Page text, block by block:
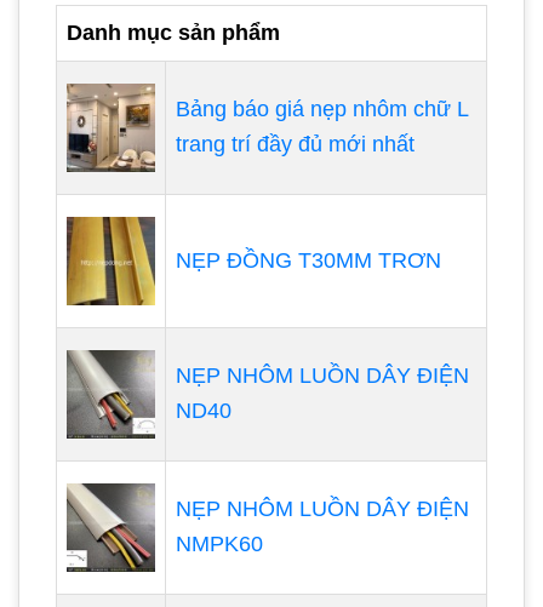
Danh mục sản phẩm
Bảng báo giá nẹp nhôm chữ L
trang trí đầy đủ mới nhất
NẸP ĐỒNG T30MM TRƠN
NẸP NHÔM LUỒN DÂY ĐIỆN
ND40
NẸP NHÔM LUỒN DÂY ĐIỆN
NMPK60